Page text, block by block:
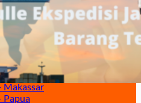
Makassar
Papua